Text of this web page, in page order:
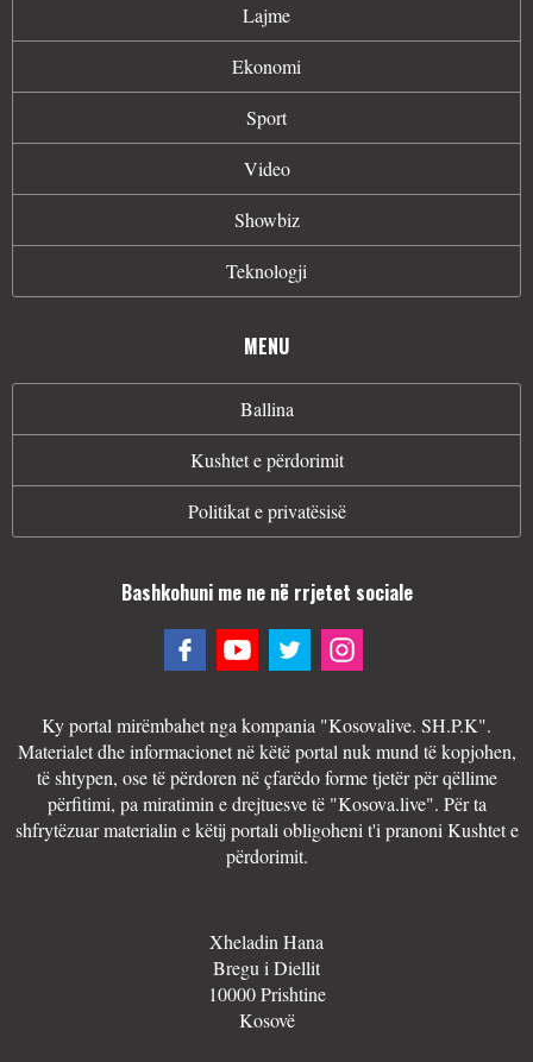
Lajme
Ekonomi
Sport
Video
Showbiz
Teknologji
MENU
Ballina
Kushtet e përdorimit
Politikat e privatësisë
Bashkohuni me ne në rrjetet sociale
Ky portal mirëmbahet nga kompania "Kosovalive. SH.P.K".
Materialet dhe informacionet në këtë portal nuk mund të kopjohen,
të shtypen, ose të përdoren në çfarëdo forme tjetër për qëllime
përfitimi, pa miratimin e drejtuesve të "Kosova.live". Për ta
shfrytëzuar materialin e këtij portali obligoheni t'i pranoni Kushtet e
përdorimit.
Xheladin Hana
Bregu i Diellit
10000 Prishtine
Kosovë